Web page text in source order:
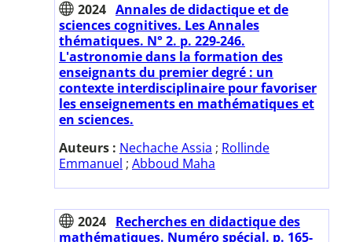
2024 Annales de didactique et de
sciences cognitives. Les Annales
thématiques. N° 2. p. 229-246.
L'astronomie dans la formation des
enseignants du premier degré : un
contexte interdisciplinaire pour favoriser
les enseignements en mathématiques et
en sciences.
Auteurs : Nechache Assia ; Rollinde
Emmanuel ; Abboud Maha
2024 Recherches en didactique des
mathématiques. Numéro spécial. p. 165-